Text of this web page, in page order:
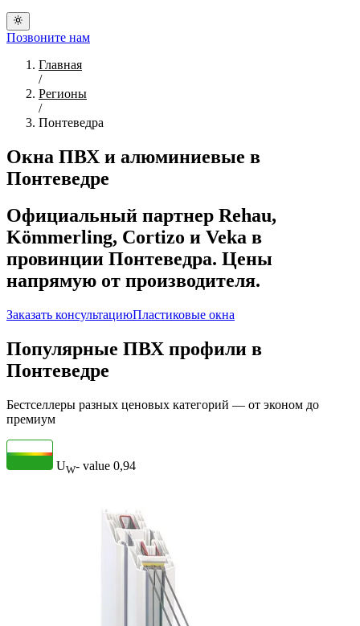
Позвоните нам
Главная
/
Регионы
/
Понтеведра
Окна ПВХ и алюминиевые в
Понтеведре
Официальный партнер Rehau,
Kömmerling, Cortizo и Veka в
провинции Понтеведра. Цены
напрямую от производителя.
Заказать консультациюПластиковые окна
Популярные ПВХ профили в
Понтеведре
Бестселлеры разных ценовых категорий — от эконом до
премиум
UW- value 0,94